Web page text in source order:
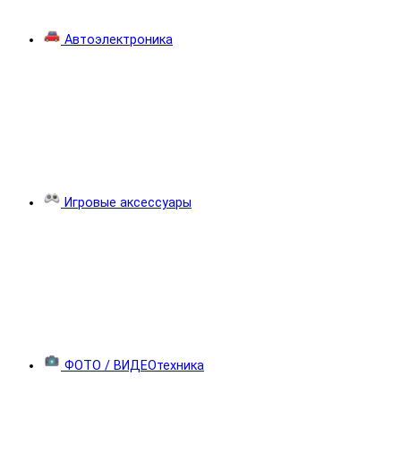
Автоэлектроника
Игровые аксессуары
ФОТО / ВИДЕОтехника